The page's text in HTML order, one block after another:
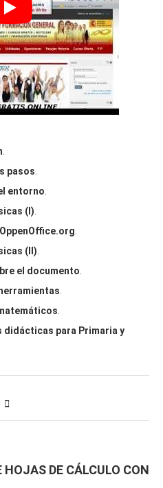
pasos
entorno
(I)
(II)
el documento
didácticas para Primaria y
DE CÁLCULO CON